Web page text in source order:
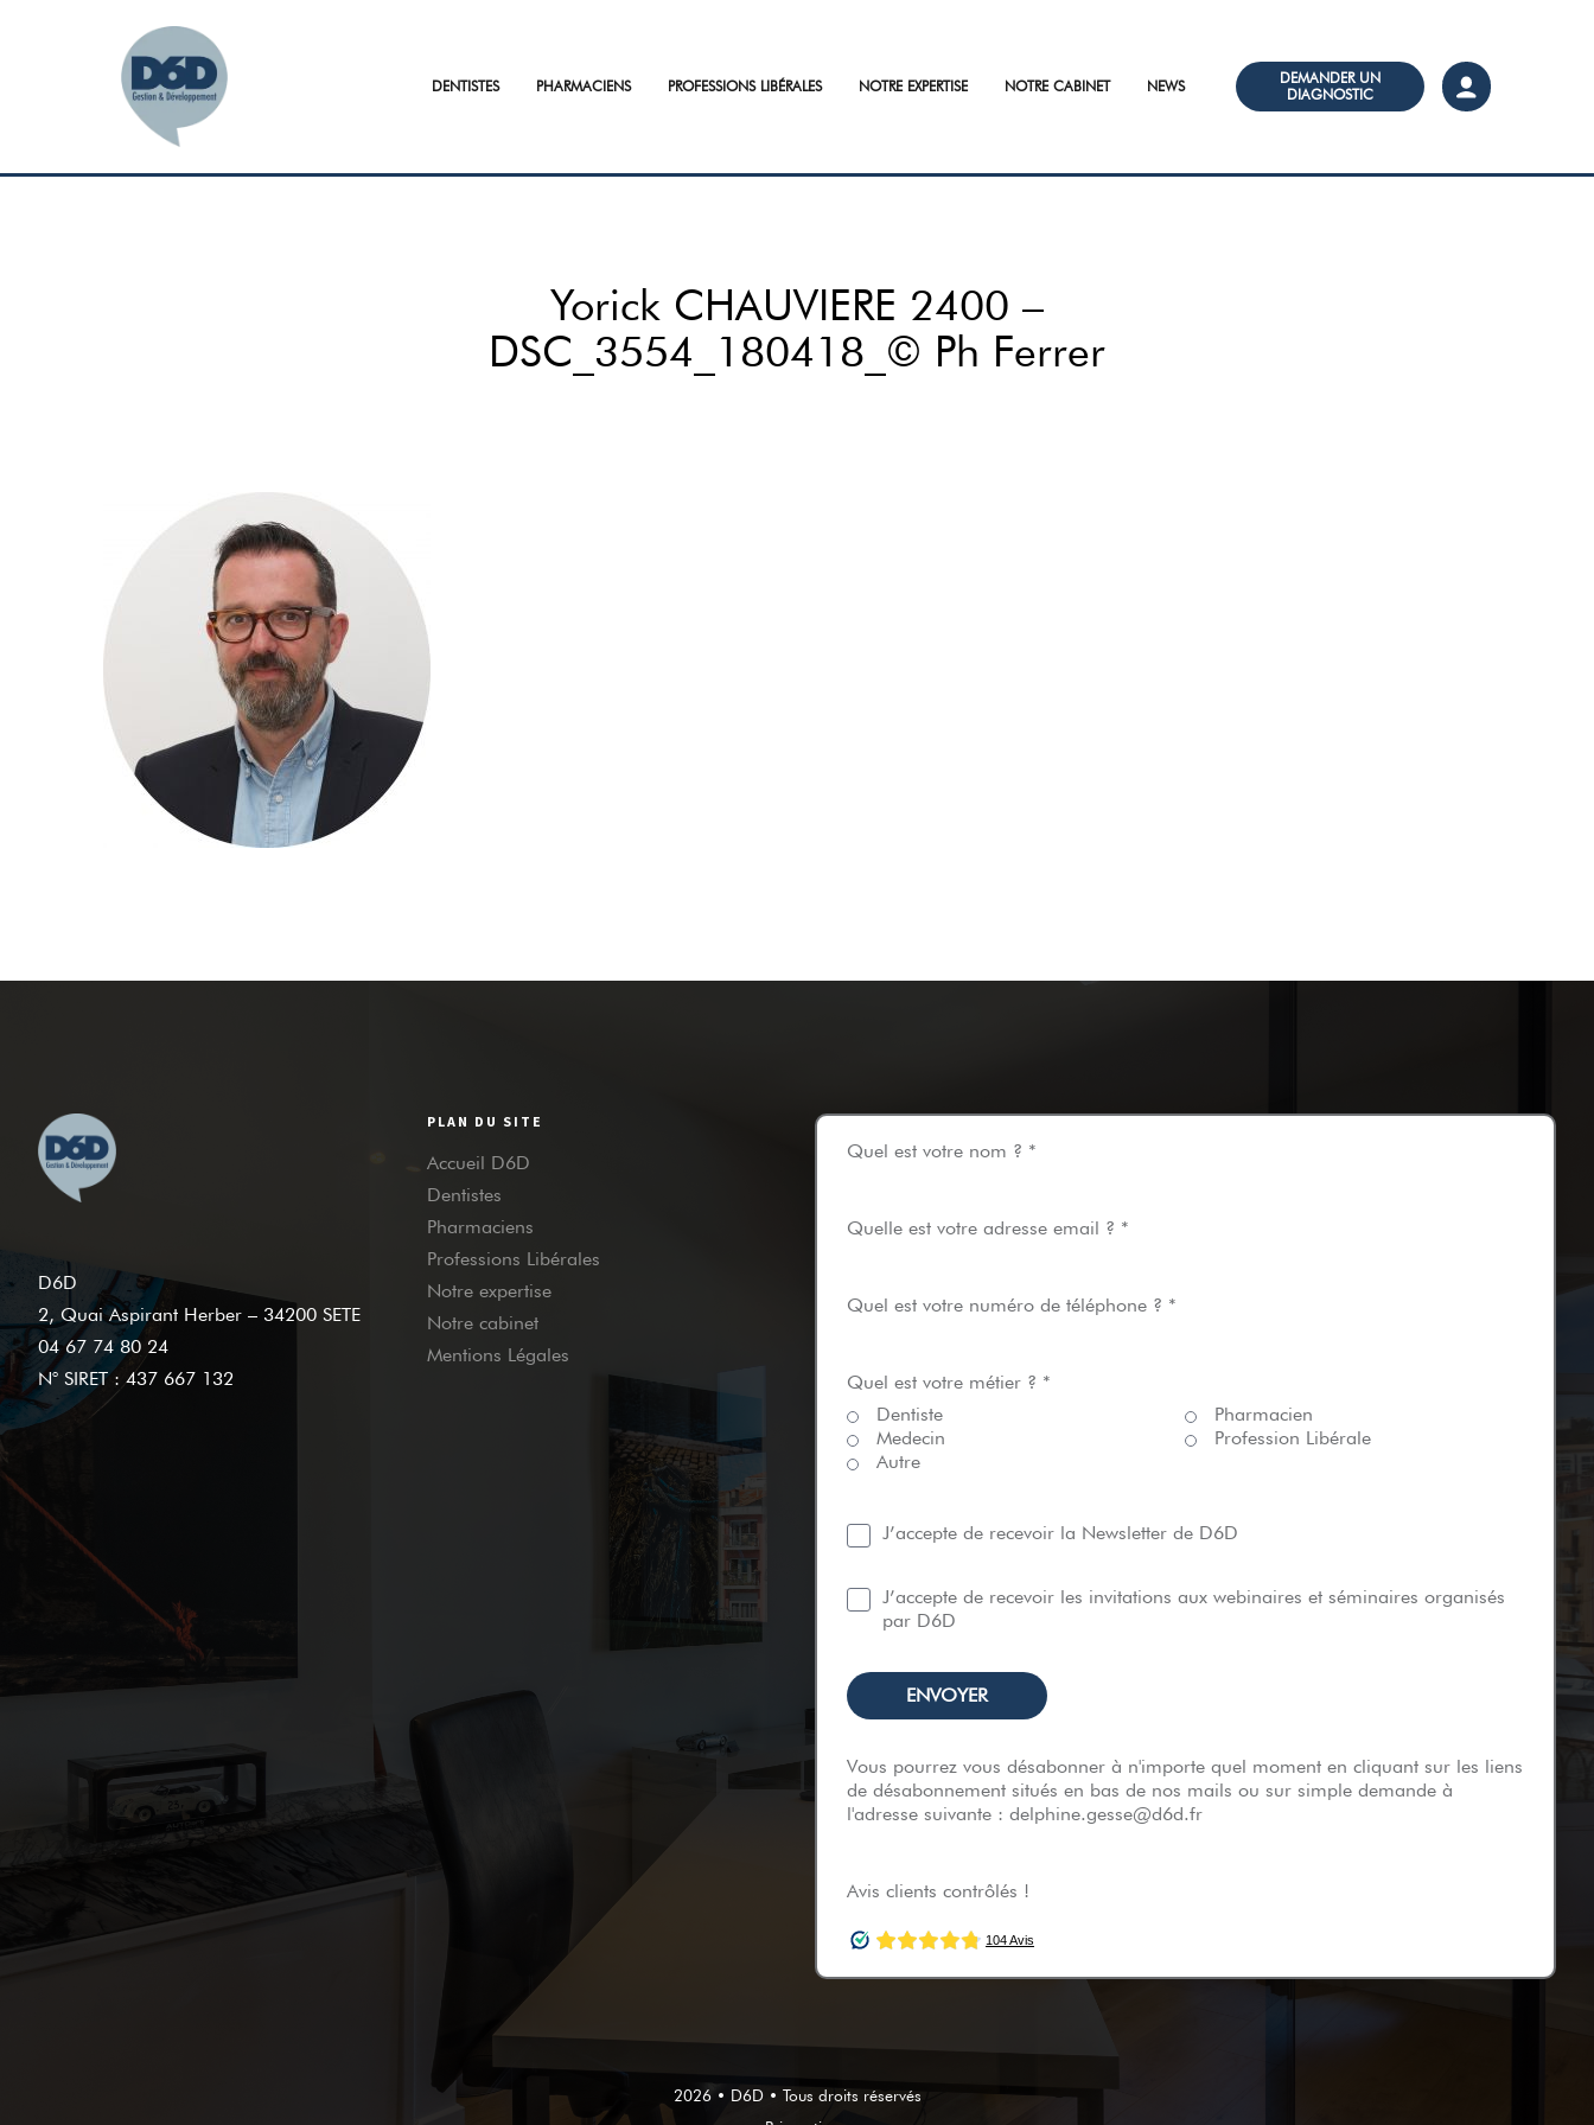
DENTISTES PHARMACIENS PROFESSIONS LIBÉRALES NOTRE EXPERTISE NOTRE CABINET NEWS
DEMANDER UN
DIAGNOSTIC
Yorick CHAUVIERE 2400 –
DSC_3554_180418_© Ph Ferrer
D6D
2, Quai Aspirant Herber – 34200 SETE
04 67 74 80 24
N° SIRET : 437 667 132
PLAN DU SITE
Accueil D6D
Dentistes
Pharmaciens
Professions Libérales
Notre expertise
Notre cabinet
Mentions Légales
Quel est votre nom ? *
Quelle est votre adresse email ? *
Quel est votre numéro de téléphone ? *
Quel est votre métier ? *
Dentiste
Pharmacien
Medecin
Profession Libérale
Autre
J’accepte de recevoir la Newsletter de D6D
J’accepte de recevoir les invitations aux webinaires et séminaires organisés
par D6D
Vous pourrez vous désabonner à n'importe quel moment en cliquant sur les liens
de désabonnement situés en bas de nos mails ou sur simple demande à
l'adresse suivante : delphine.gesse@d6d.fr
Avis clients contrôlés !
2026 • D6D • Tous droits réservés